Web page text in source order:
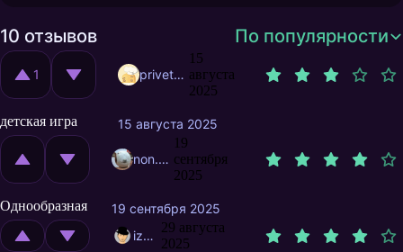
10 отзывов По популярности
1 privetyamolodec
15
августа
2025
детская игра
15 августа 2025
non.private
19
сентября
2025
Однообразная
19 сентября 2025
izmax
29 августа
2025